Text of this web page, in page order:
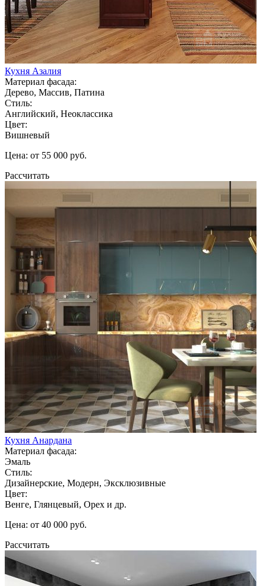
Кухня Азалия
Материал фасада:
Дерево, Массив, Патина
Стиль:
Английский, Неоклассика
Цвет:
Вишневый
Цена: от 55 000 руб.
Рассчитать
Кухня Анардана
Материал фасада:
Эмаль
Стиль:
Дизайнерские, Модерн, Эксклюзивные
Цвет:
Венге, Глянцевый, Орех и др.
Цена: от 40 000 руб.
Рассчитать